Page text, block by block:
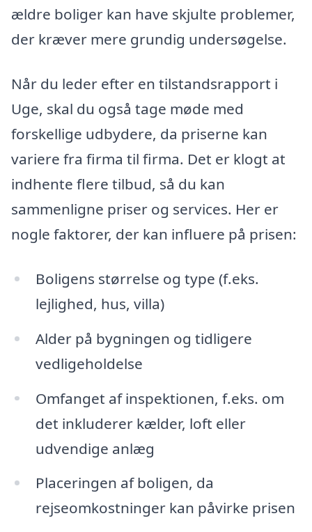
ældre boliger kan have skjulte problemer,
der kræver mere grundig undersøgelse.
Når du leder efter en tilstandsrapport i
Uge, skal du også tage møde med
forskellige udbydere, da priserne kan
variere fra firma til firma. Det er klogt at
indhente flere tilbud, så du kan
sammenligne priser og services. Her er
nogle faktorer, der kan influere på prisen:
Boligens størrelse og type (f.eks.
lejlighed, hus, villa)
Alder på bygningen og tidligere
vedligeholdelse
Omfanget af inspektionen, f.eks. om
det inkluderer kælder, loft eller
udvendige anlæg
Placeringen af boligen, da
rejseomkostninger kan påvirke prisen